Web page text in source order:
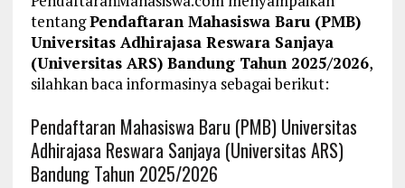
tentangPendaftaran Mahasiswa Baru (PMB)
Universitas Adhirajasa Reswara Sanjaya
(Universitas ARS) Bandung Tahun 2025/2026,
silahkan baca informasinya sebagai berikut:
Pendaftaran Mahasiswa Baru (PMB) Universitas
Adhirajasa Reswara Sanjaya (Universitas ARS)
Bandung Tahun 2025/2026